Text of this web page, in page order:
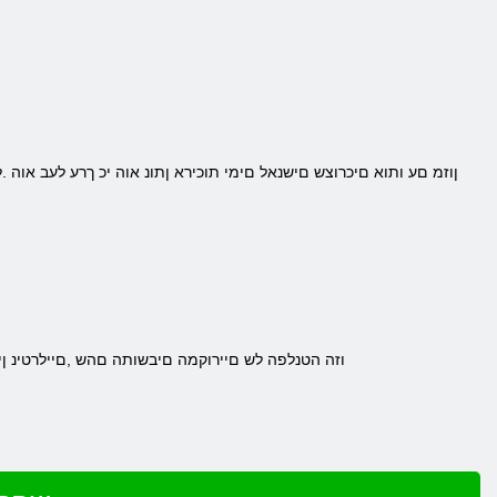
.וזה הטנלפה לש םיירוקמה םיבשותה םהש